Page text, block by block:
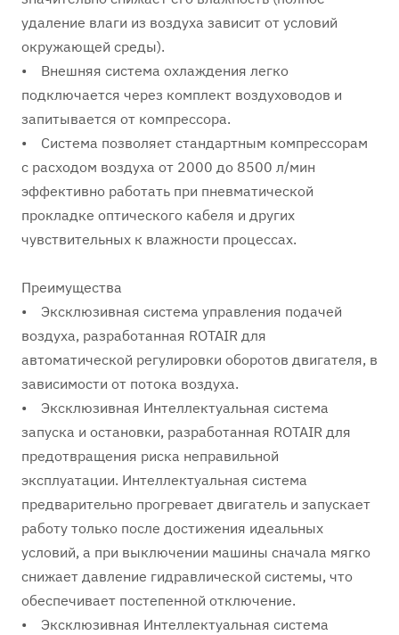
удаление влаги из воздуха зависит от условий
окружающей среды).
• Внешняя система охлаждения легко
подключается через комплект воздуховодов и
запитывается от компрессора.
• Система позволяет стандартным компрессорам
с расходом воздуха от 2000 до 8500 л/мин
эффективно работать при пневматической
прокладке оптического кабеля и других
чувствительных к влажности процессах.
Преимущества
• Эксклюзивная система управления подачей
воздуха, разработанная ROTAIR для
автоматической регулировки оборотов двигателя, в
зависимости от потока воздуха.
• Эксклюзивная Интеллектуальная система
запуска и остановки, разработанная ROTAIR для
предотвращения риска неправильной
эксплуатации. Интеллектуальная система
предварительно прогревает двигатель и запускает
работу только после достижения идеальных
условий, а при выключении машины сначала мягко
снижает давление гидравлической системы, что
обеспечивает постепенной отключение.
• Эксклюзивная Интеллектуальная система